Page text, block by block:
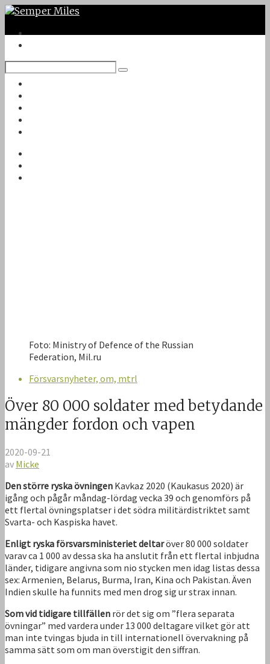
Foto: Ministry of Defence of the Russian
Federation, Mil.ru
Försvarsnyheter, om, mtrl
Över 80 000 soldater med betydande
mängder fordon och vapen
2020-09-21
av Micke
Den större ryska övningen Kavkaz 2020 (Kaukasus 2020) är
igång och pågår måndag-lördag vecka 39 och genomförs på
ett flertal övningsplatser i det södra militärdistriktet samt
Svarta- och Kaspiska havet.
Enligt ryska försvarsministeriet deltaröver 80 000 soldater
varav ca 1 000 av dessa ska ha anslutit från ett flertal inbjudna
länder, tidigare angivna som nio stycken men idag listas dessa
sex: Armenien, Belarus, Burma, Iran, Kina och Pakistan. Även
Indien skulle ha funnits med men drog sig ur strax innan.
Som vid tidigare tillfällen rör det sig om ”flera separata
övningar” med vardera under 13 000 deltagare vilket gör att
man inte tvingas bjuda in till internationell övervakning på
samma sätt som om man överstigit den siffran.